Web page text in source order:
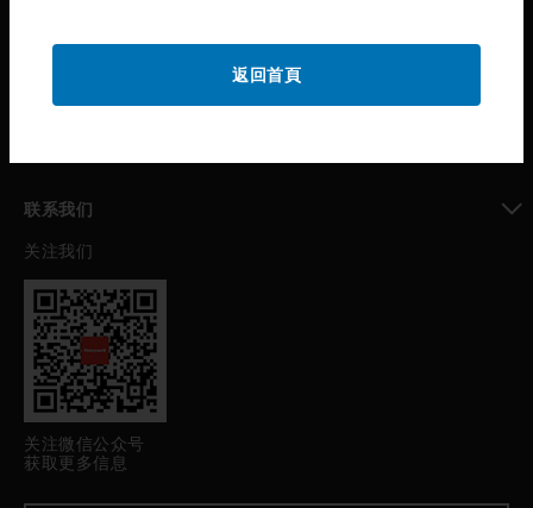
联系我们
toggle view
关注我们
关注微信公众号
获取更多信息
返回首頁